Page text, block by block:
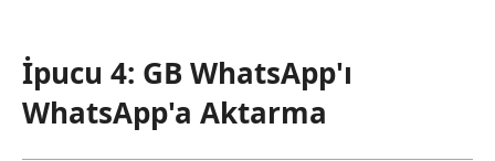
İpucu 4: GB WhatsApp'ı
WhatsApp'a Aktarma